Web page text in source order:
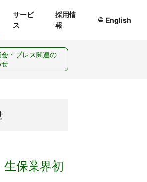
サービ
ス
採用情
報
English
保業界初
・プレス関連の
せ